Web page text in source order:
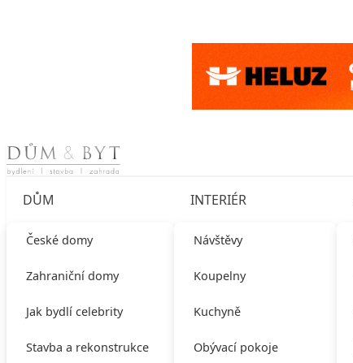
Skip to content
DŮM
České domy
Zahraniční domy
Jak bydlí celebrity
Stavba a rekonstrukce
INTERIÉR
Návštěvy
Koupelny
Kuchyně
Obývací pokoje